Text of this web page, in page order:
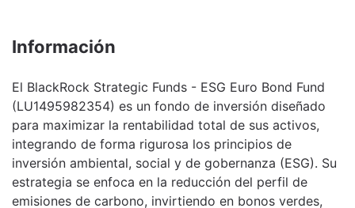
Información
El BlackRock Strategic Funds - ESG Euro Bond Fund
(LU1495982354) es un fondo de inversión diseñado
para maximizar la rentabilidad total de sus activos,
integrando de forma rigurosa los principios de
inversión ambiental, social y de gobernanza (ESG). Su
estrategia se enfoca en la reducción del perfil de
emisiones de carbono, invirtiendo en bonos verdes,